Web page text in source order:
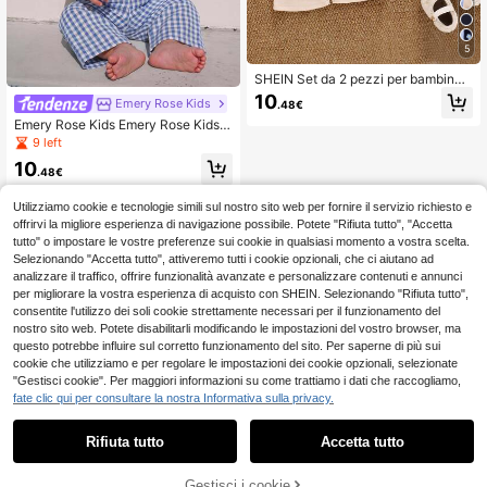
Emery Rose Kids
Emery Rose Kids Emery Rose Kids 2
pezzi Set di maglietta a tinta unita c
on fiocco a ciliegia e pantaloni a qu
adri per bambina
9 left
10.48€
5
SHEIN Set da 2 pezzi per bambine,
autunnale, maglietta a maniche lun
ghe a righe con patchwork e orlo ar
10.48€
Utilizziamo cookie e tecnologie simili sul nostro sito web per fornire il servizio richiesto e
offrirvi la migliore esperienza di navigazione possibile. Potete "Rifiuta tutto", "Accetta
tutto" o impostare le vostre preferenze sui cookie in qualsiasi momento a vostra scelta.
Selezionando "Accetta tutto", attiveremo tutti i cookie opzionali, che ci aiutano ad
analizzare il traffico, offrire funzionalità avanzate e personalizzare contenuti e annunci
per migliorare la vostra esperienza di acquisto con SHEIN. Selezionando "Rifiuta tutto",
consentite l'utilizzo dei soli cookie strettamente necessari per il funzionamento del
nostro sito web. Potete disabilitarli modificando le impostazioni del vostro browser, ma
questo potrebbe influire sul corretto funzionamento del sito. Per saperne di più sui
cookie che utilizziamo e per regolare le impostazioni dei cookie opzionali, selezionate
"Gestisci cookie". Per maggiori informazioni su come trattiamo i dati che raccogliamo,
fate clic qui per consultare la nostra Informativa sulla privacy.
Rifiuta tutto Accetta tutto